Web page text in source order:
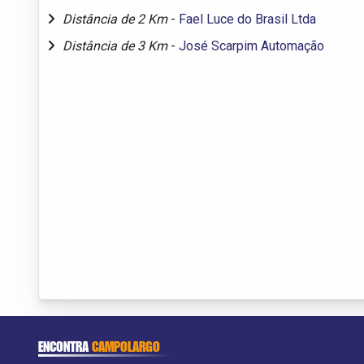
Distância de 2 Km - Fael Luce do Brasil Ltda
Distância de 3 Km - José Scarpim Automação
ENCONTRACAMPOLARGO